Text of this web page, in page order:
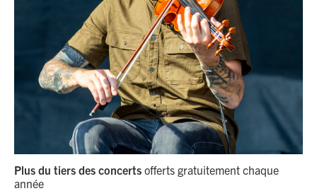
Plus du tiers des concerts offerts gratuitement chaque
année